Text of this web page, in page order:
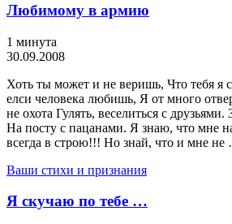
Любимому в армию
1 минута
30.09.2008
Хоть ты может и не веришь, Что тебя я
елси человека любишь, Я от много
не охота Гулять, веселиться с
На посту с пацанами. Я знаю, что мне
всегда в строю!!! Но знай, что и мне
Ваши стихи и признания
Я скучаю по тебе …